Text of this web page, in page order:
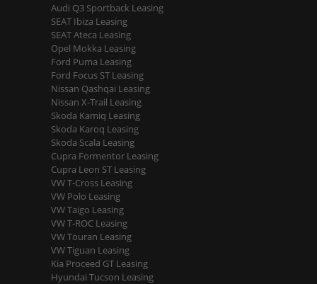
Audi Q3 Sportback Leasing
SEAT Ibiza Leasing
SEAT Ateca Leasing
Opel Mokka Leasing
Ford Puma Leasing
Ford Focus ST Leasing
Nissan Qashqai Leasing
Nissan X-Trail Leasing
Skoda Kamiq Leasing
Skoda Karoq Leasing
Skoda Scala Leasing
Cupra Formentor Leasing
Cupra Leon ST Leasing
VW T-Cross Leasing
VW Polo Leasing
VW Taigo Leasing
VW T-ROC Leasing
VW Touran Leasing
VW Tiguan Leasing
Kia Proceed GT Leasing
Hyundai Tucson Leasing